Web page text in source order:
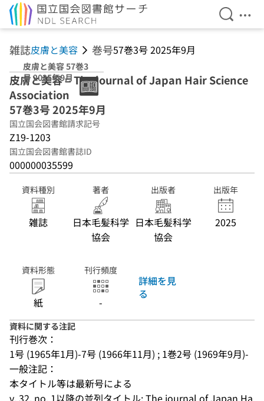
検索を
メ
雑誌皮膚と美容 巻号57巻3号 2025年9月
皮膚と美容 57巻3
号 2025年9月
皮膚と美容 = The journal of Japan Hair Science
Association
57巻3号 2025年9月
国立国会図書館請求記号
Z19-1203
国立国会図書館書誌ID
000000035599
資料種別
雑誌
著者
日本毛髪科学
協会
出版者
日本毛髪科学
協会
出版年
2025
資料形態
紙
刊行頻度
-
詳細を見
る
資料に関する注記
刊行巻次：
1号 (1965年1月)-7号 (1966年11月) ; 1巻2号 (1969年9月)-
一般注記：
本タイトル等は最新号による
v. 32, no. 1以降の並列タイトル: The journal of Japan Ha